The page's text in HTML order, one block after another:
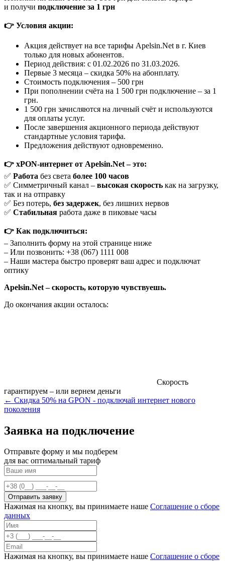
и получи подключение за 1 грн
👉 Условия акции:
Акция действует на все тарифы Apelsin.Net в г. Киев
только для новых абонентов.
Период действия: с 01.02.2026 по 31.03.2026.
Первые 3 месяца – скидка 50% на абонплату.
Стоимость подключения – 500 грн
При пополнении счёта на 1 500 грн подключение – за 1
грн.
1 500 грн зачисляются на личный счёт и используются
для оплаты услуг.
После завершения акционного периода действуют
стандартные условия тарифа.
Предложения действуют одновременно.
👉 xPON-интернет от Apelsin.Net – это:
✅ Работа без света более 100 часов
✅ Симметричный канал – высокая скорость как на загрузку,
так и на отправку
✅ Без потерь, без задержек, без лишних нервов
✅ Стабильная работа даже в пиковые часы
👉 Как подключиться:
– Заполнить форму на этой странице ниже
– Или позвонить: +38 (067) 1111 008
– Наши мастера быстро проверят ваш адрес и подключат
оптику
Apelsin.Net – скорость, которую чувствуешь.
До окончания акции осталось:
Скорость
гарантируем – или вернем деньги
← Скидка 50% на GPON - подключай интернет нового
поколения
Заявка на подключение
Отправьте форму и мы подберем
для вас оптимальный тариф
Нажимая на кнопку, вы принимаете наше Соглашение о сборе
данных
Нажимая на кнопку, вы принимаете наше Соглашение о сборе